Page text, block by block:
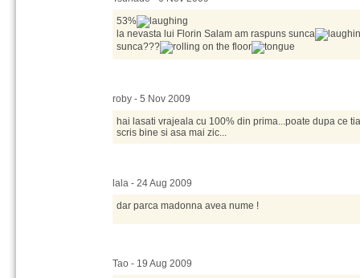
53%
la nevasta lui Florin Salam am raspuns sunca
sunca???
roby - 5 Nov 2009
hai lasati vrajeala cu 100% din prima...poate dupa ce
scris bine si asa mai zic...
lala - 24 Aug 2009
dar parca madonna avea nume !
Tao - 19 Aug 2009